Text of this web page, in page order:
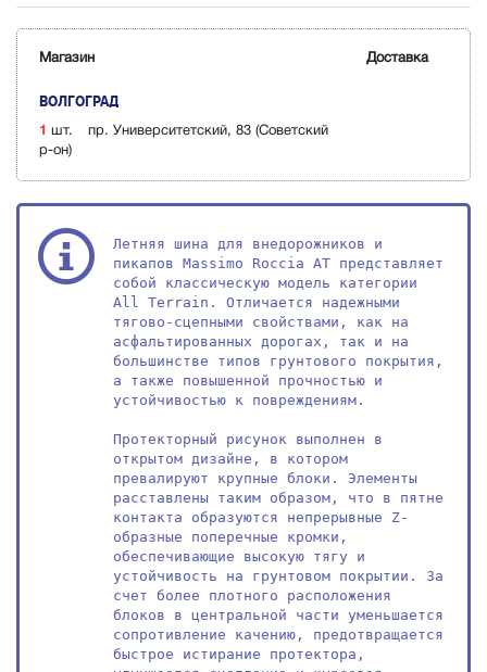
Магазин Доставка
ВОЛГОГРАД
1 шт.
пр. Университетский, 83 (Советский
р-он)
Летняя шина для внедорожников и
пикапов Massimo Roccia AT представляет
собой классическую модель категории
All Terrain. Отличается надежными
тягово-сцепными свойствами, как на
асфальтированных дорогах, так и на
большинстве типов грунтового покрытия,
а также повышенной прочностью и
устойчивостью к повреждениям.
Протекторный рисунок выполнен в
открытом дизайне, в котором
превалируют крупные блоки. Элементы
расставлены таким образом, что в пятне
контакта образуются непрерывные Z-
образные поперечные кромки,
обеспечивающие высокую тягу и
устойчивость на грунтовом покрытии. За
счет более плотного расположения
блоков в центральной части уменьшается
сопротивление качению, предотвращается
быстрое истирание протектора,